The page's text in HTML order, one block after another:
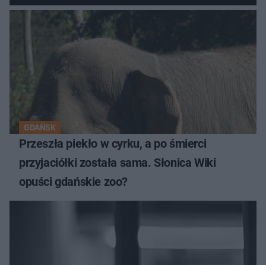
GDAŃSK
Przeszła piekło w cyrku, a po śmierci
przyjaciółki została sama. Słonica Wiki
opuści gdańskie zoo?